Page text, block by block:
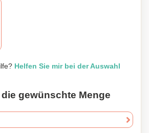
Helfen Sie mir bei der Auswahl
gewünschte Menge